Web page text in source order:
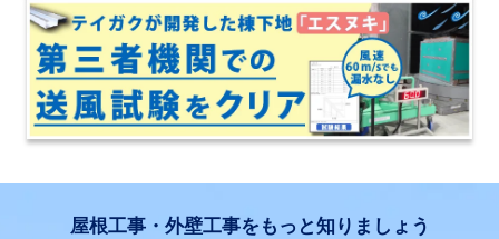
屋根工事・外壁工事をもっと知りましょう